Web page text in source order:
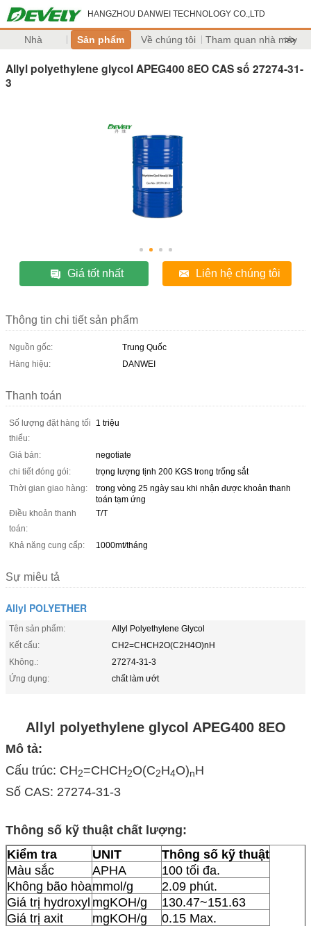
HANGZHOU DANWEI TECHNOLOGY CO.,LTD
Nhà Sản phẩm Về chúng tôi Tham quan nhà máy
>>
Allyl polyethylene glycol APEG400 8EO CAS số 27274-31-
3
Giá tốt nhất Liên hệ chúng tôi
Thông tin chi tiết sản phẩm
Nguồn gốc:
Trung Quốc
Hàng hiệu:
DANWEI
Thanh toán
Số lượng đặt hàng tối
thiểu:
1 triệu
Giá bán:
negotiate
chi tiết đóng gói:
trọng lượng tịnh 200 KGS trong trống sắt
Thời gian giao hàng:
trong vòng 25 ngày sau khi nhận được khoản thanh
toán tạm ứng
Điều khoản thanh
toán:
T/T
Khả năng cung cấp: 1000mt/tháng
Sự miêu tả
Allyl POLYETHER
Tên sản phẩm:
Allyl Polyethylene Glycol
Kết cấu:
CH2=CHCH2O(C2H4O)nH
Không.:
27274-31-3
Ứng dụng:
chất làm ướt
Allyl polyethylene glycol APEG400 8EO
Mô tả:
Cấu trúc: CH2=CHCH2O(C2H4O)nH
Số CAS: 27274-31-3
Thông số kỹ thuật chất lượng:
Kiểm tra
UNIT
Thông số kỹ thuật
Màu sắc
APHA
100 tối đa.
Không bão hòammol/g
2.09 phút.
Giá trị hydroxyl mgKOH/g
130.47~151.63
Giá trị axit
mgKOH/g
0.15 Max.